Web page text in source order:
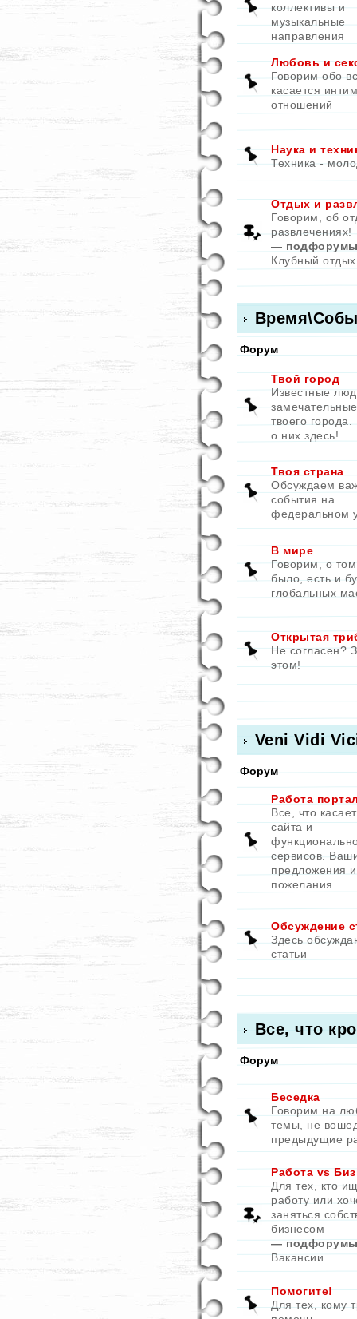
коллективы и
музыкальные
направления
Любовь и
Говорим обо
касается
отношений
Наука и
Техника -
Отдых и
Говорим, об
развлечениях!
—
Клубный отдых
Форум
Твой город
Известные
твоего
о них здесь!
Твоя страна
Обсуждаем
события на
федеральном
В мире
Говорим, о
было, есть и
глобальных
Открытая
Не согласен?
этом!
Veni Vidi
Форум
Работа
Все, что
сайта и
сервисов.
предложения и
пожелания
Обсуждение
Здесь
статьи
Все, что
Форум
Беседка
Говорим на
темы, не
предыдущие
Работа vs
Для тех, кто
работу или
заняться
бизнесом
—
Вакансии
Помогите!
Для тех, кому